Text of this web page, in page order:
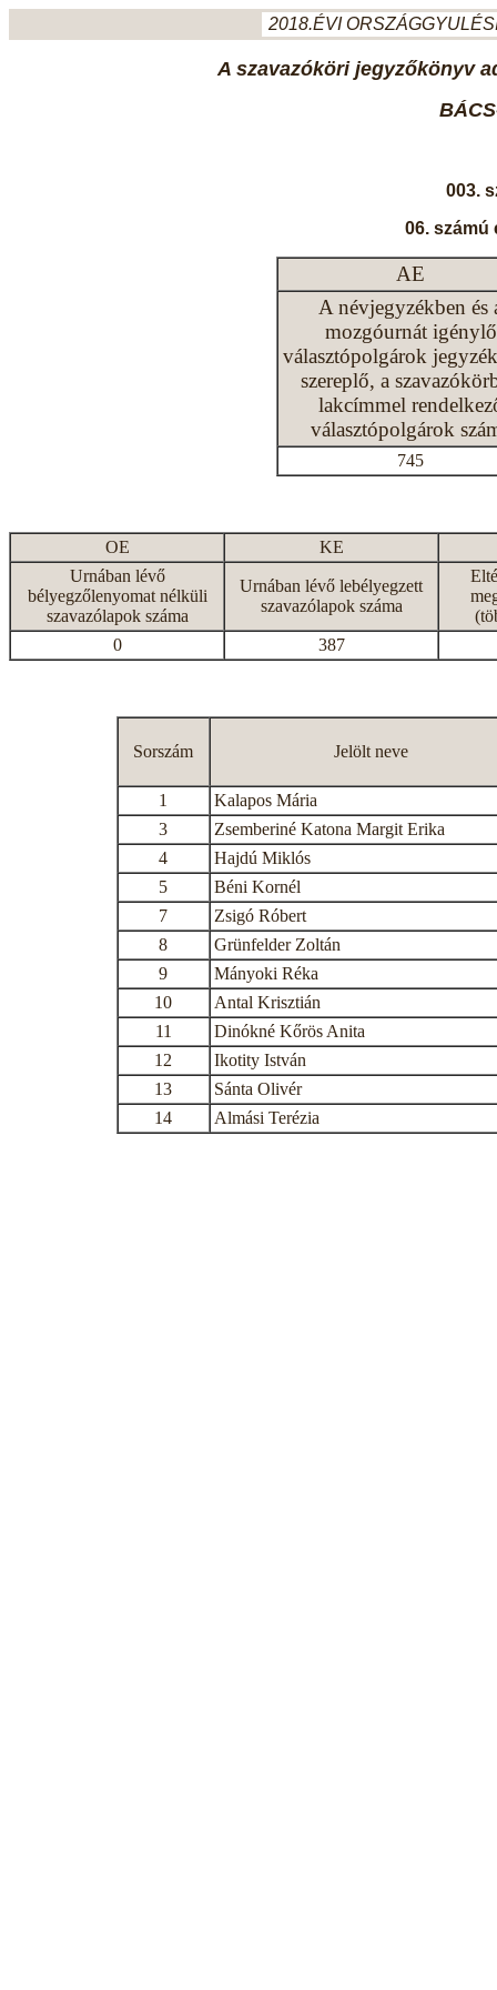
2018.ÉVI
A szavazóköri jegyzőkönyv
003.
06. számú
AE
A névjegyzékben és
mozgóurnát igénylő
választópolgárok
szereplő, a
lakcímmel
választópolgárok
745
OE
KE
Urnában lévő
bélyegzőlenyomat nélküli
szavazólapok száma
Urnában lévő lebélyegzett
szavazólapok száma
0
387
Sorszám Jelölt neve
1
Kalapos Mária
3
Zsemberiné Katona Margit Erika
4
Hajdú Miklós
5
Béni Kornél
7
Zsigó Róbert
8
Grünfelder Zoltán
9
Mányoki Réka
10
Antal Krisztián
11
Dinókné Kőrös Anita
12
Ikotity István
13
Sánta Olivér
14
Almási Terézia